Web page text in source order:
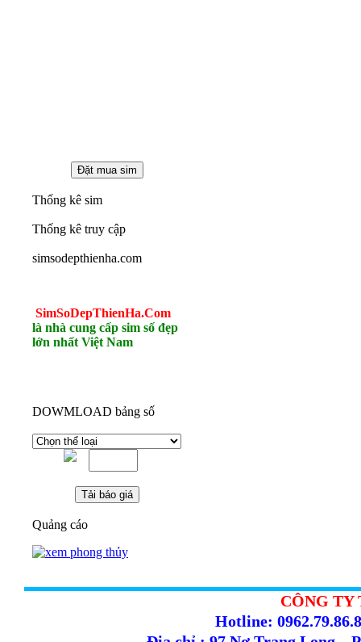
Thống kê sim
Thống kê truy cập
simsodepthienha.com
SimSoDepThienHa.Com
là nhà cung cấp sim số đẹp
lớn nhất Việt Nam
DOWMLOAD bảng số
Quảng cáo
CÔNG TY
Hotline: